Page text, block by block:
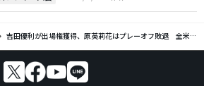
吉田優利が出場権獲得、原英莉花はプレーオフ敗退 全米女子OP予選会